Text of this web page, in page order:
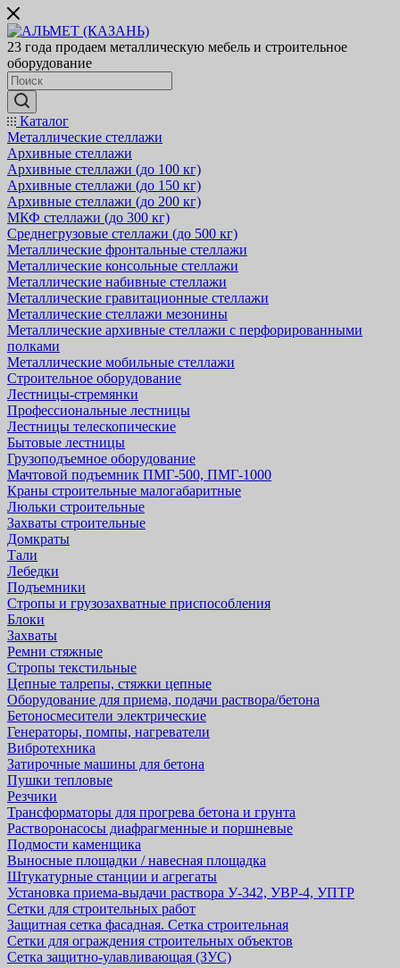
23 года продаем металлическую мебель и строительное
оборудование
Каталог
Металлические стеллажи
Архивные стеллажи
Архивные стеллажи (до 100 кг)
Архивные стеллажи (до 150 кг)
Архивные стеллажи (до 200 кг)
МКФ стеллажи (до 300 кг)
Среднегрузовые стеллажи (до 500 кг)
Металлические фронтальные стеллажи
Металлические консольные стеллажи
Металлические набивные стеллажи
Металлические гравитационные стеллажи
Металлические стеллажи мезонины
Металлические архивные стеллажи с перфорированными
полками
Металлические мобильные стеллажи
Строительное оборудование
Лестницы-стремянки
Профессиональные лестницы
Лестницы телескопические
Бытовые лестницы
Грузоподъемное оборудование
Мачтовой подъемник ПМГ-500, ПМГ-1000
Краны строительные малогабаритные
Люльки строительные
Захваты строительные
Домкраты
Тали
Лебедки
Подъемники
Стропы и грузозахватные приспособления
Блоки
Захваты
Ремни стяжные
Стропы текстильные
Цепные талрепы, стяжки цепные
Оборудование для приема, подачи раствора/бетона
Бетоносмесители электрические
Генераторы, помпы, нагреватели
Вибротехника
Затирочные машины для бетона
Пушки тепловые
Резчики
Трансформаторы для прогрева бетона и грунта
Растворонасосы диафрагменные и поршневые
Подмости каменщика
Выносные площадки / навесная площадка
Штукатурные станции и агрегаты
Установка приема-выдачи раствора У-342, УВР-4, УПТР
Сетки для строительных работ
Защитная cетка фасадная. Сетка строительная
Сетки для ограждения строительных объектов
Сетка защитно-улавливающая (ЗУС)